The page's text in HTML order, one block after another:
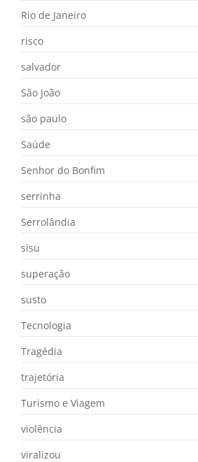
Rio de Janeiro
risco
salvador
São João
são paulo
Saúde
Senhor do Bonfim
serrinha
Serrolândia
sisu
superação
susto
Tecnologia
Tragédia
trajetória
Turismo e Viagem
violência
viralizou